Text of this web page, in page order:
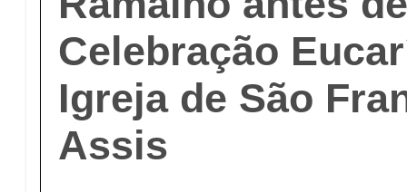
Celebração
Igreja de São
Assis